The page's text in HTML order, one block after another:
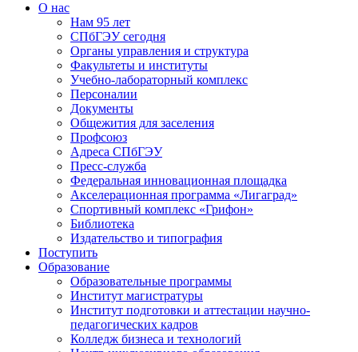
О нас
Нам 95 лет
СПбГЭУ сегодня
Органы управления и структура
Факультеты и институты
Учебно-лабораторный комплекс
Персоналии
Документы
Общежития для заселения
Профсоюз
Адреса СПбГЭУ
Пресс-служба
Федеральная инновационная площадка
Акселерационная программа «Лигаград»­­
Спортивный комплекс «Грифон»
Библиотека
Издательство и типография
Поступить
Образование
Образовательные программы
Институт магистратуры
Институт подготовки и аттестации научно-
педагогических кадров
Колледж бизнеса и технологий